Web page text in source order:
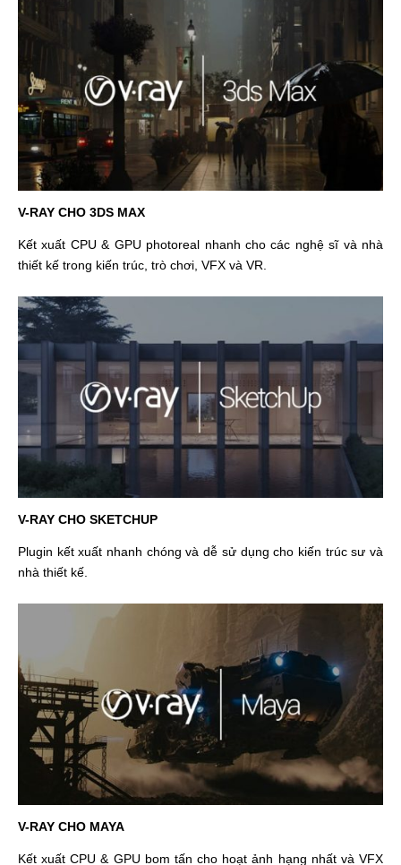
V-RAY CHO 3DS MAX
Kết xuất CPU & GPU photoreal nhanh cho các nghệ sĩ và nhà
thiết kế trong kiến ​​trúc, trò chơi, VFX và VR.
V-RAY CHO SKETCHUP
Plugin kết xuất nhanh chóng và dễ sử dụng cho kiến ​​trúc sư và
nhà thiết kế.
V-RAY CHO MAYA
Kết xuất CPU & GPU bom tấn cho hoạt ảnh hạng nhất và VFX